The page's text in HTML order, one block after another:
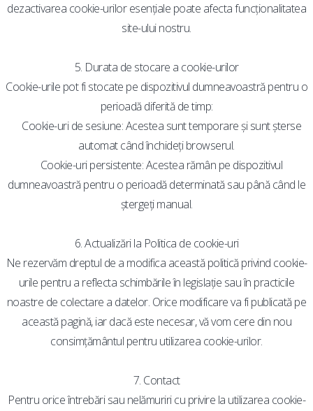
dezactivarea cookie-urilor esențiale poate afecta funcționalitatea
site-ului nostru.
5. Durata de stocare a cookie-urilor
Cookie-urile pot fi stocate pe dispozitivul dumneavoastră pentru o
perioadă diferită de timp:
Cookie-uri de sesiune: Acestea sunt temporare și sunt șterse
automat când închideți browserul.
Cookie-uri persistente: Acestea rămân pe dispozitivul
dumneavoastră pentru o perioadă determinată sau până când le
ștergeți manual.
6. Actualizări la Politica de cookie-uri
Ne rezervăm dreptul de a modifica această politică privind cookie-
urile pentru a reflecta schimbările în legislație sau în practicile
noastre de colectare a datelor. Orice modificare va fi publicată pe
această pagină, iar dacă este necesar, vă vom cere din nou
consimțământul pentru utilizarea cookie-urilor.
7. Contact
Pentru orice întrebări sau nelămuriri cu privire la utilizarea cookie-